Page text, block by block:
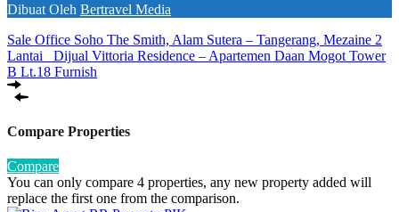
Dibuat Oleh Bertravel Media
Sale Office Soho The Smith, Alam Sutera – Tangerang, Mezaine 2
Lantai
Dijual Vittoria Residence – Apartemen Daan Mogot Tower
B Lt.18 Furnish
Compare Properties
Compare
You can only compare 4 properties, any new property added will
replace the first one from the comparison.